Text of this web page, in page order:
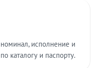
исполнение и
каталогу и паспорту.